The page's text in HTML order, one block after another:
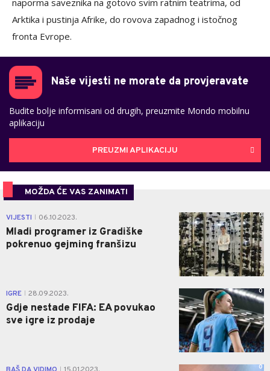
naporma saveznika na gotovo svim ratnim teatrima, od
Arktika i pustinja Afrike, do rovova zapadnog i istočnog
fronta Evrope.
Naše vijesti ne morate da provjeravate
Budite bolje informisani od drugih, preuzmite Mondo mobilnu
aplikaciju
PREUZMI APLIKACIJU
MOŽDA ĆE VAS ZANIMATI
VIJESTI 06.10.2023.
Mladi programer iz Gradiške
pokrenuo gejming franšizu
0
IGRE 28.09.2023.
Gdje nestade FIFA: EA povukao
sve igre iz prodaje
0
0